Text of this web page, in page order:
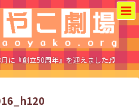
に『創立50周年』を迎えました♬